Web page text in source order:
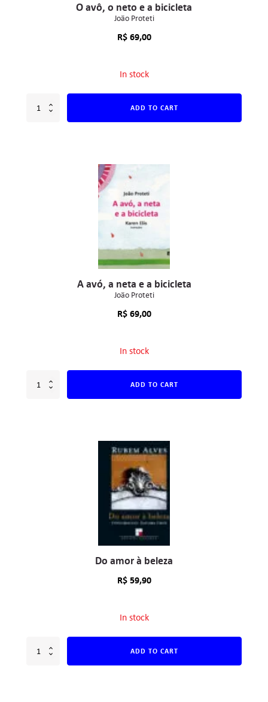
O avô, o neto e a bicicleta
João Proteti
R$69,00
In stock
ADD TO CART
A avó, a neta e a bicicleta
João Proteti
R$69,00
In stock
ADD TO CART
Do amor à beleza
R$59,90
In stock
ADD TO CART